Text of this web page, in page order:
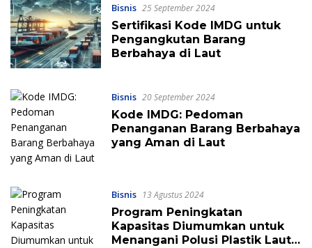
Bisnis 25 September 2024
Sertifikasi Kode IMDG untuk
Pengangkutan Barang
Berbahaya di Laut
Bisnis 20 September 2024
Kode IMDG: Pedoman
Penanganan Barang Berbahaya
yang Aman di Laut
Bisnis 13 Agustus 2024
Program Peningkatan
Kapasitas Diumumkan untuk
Menangani Polusi Plastik Laut